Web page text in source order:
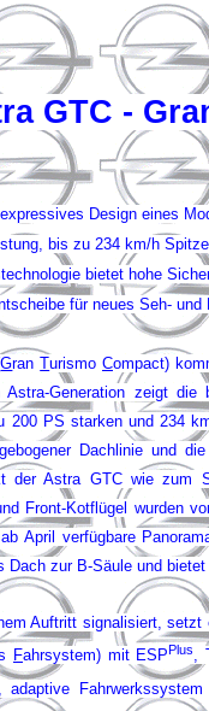
GTC -
Design eines
bis zu 234 km/h Spitze
bietet hohe
für neues Seh- und
GranTurismo Compact)
Generation zeigt
200 PS starken und 234
Dachlinie und
der Astra GTC wie
Front-Kotflügel wurden
April verfügbare
zur B-Säule und
Auftritt signalisiert,
Fahrsystem) mit ESPPlus,
Fahrwerkssystem